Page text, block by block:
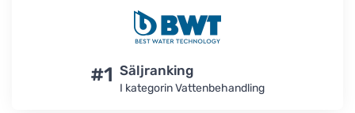
#1 Säljranking
I kategorin Vattenbehandling